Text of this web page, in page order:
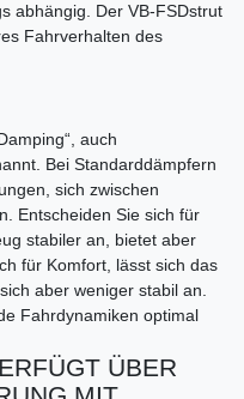
abhängig. Der VB-FSDstrut
Fahrverhalten des
auch
Bei Standarddämpfern
sich zwischen
Entscheiden Sie sich für
stabiler an, bietet aber
für Komfort, lässt sich das
aber weniger stabil an.
Fahrdynamiken optimal
ÜBER